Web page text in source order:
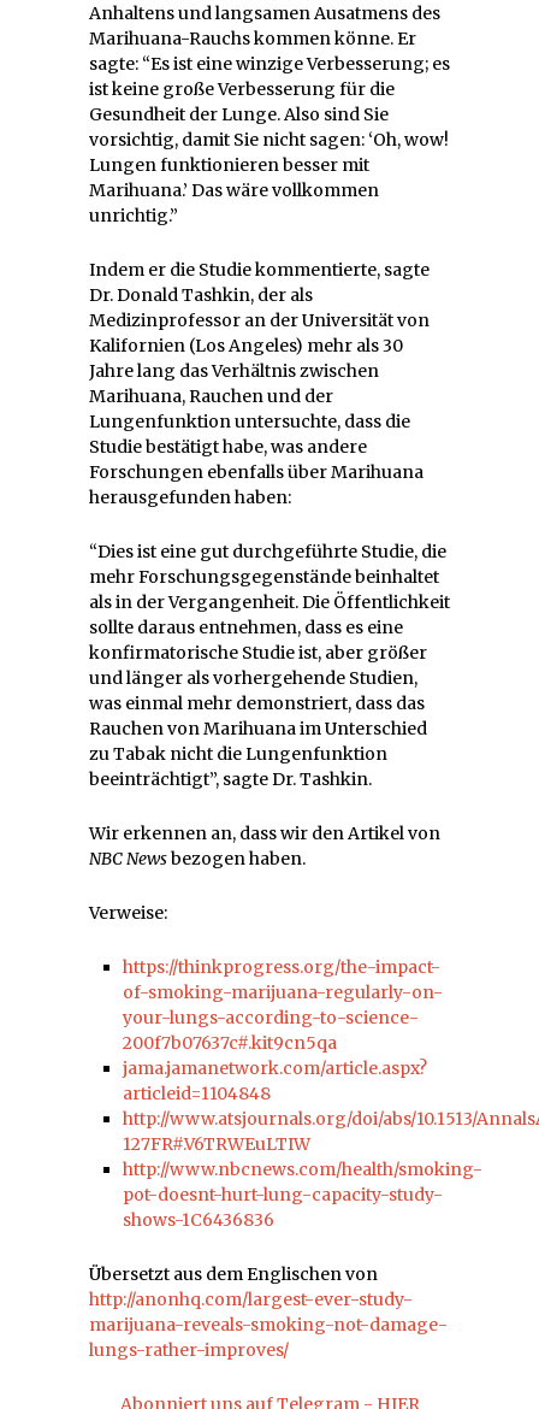
Anhaltens und langsamen Ausatmens des
Marihuana-Rauchs kommen könne. Er
sagte: “Es ist eine winzige Verbesserung; es
ist keine große Verbesserung für die
Gesundheit der Lunge. Also sind Sie
vorsichtig, damit Sie nicht sagen: ‘Oh, wow!
Lungen funktionieren besser mit
Marihuana.’ Das wäre vollkommen
unrichtig.”
Indem er die Studie kommentierte, sagte
Dr. Donald Tashkin, der als
Medizinprofessor an der Universität von
Kalifornien (Los Angeles) mehr als 30
Jahre lang das Verhältnis zwischen
Marihuana, Rauchen und der
Lungenfunktion untersuchte, dass die
Studie bestätigt habe, was andere
Forschungen ebenfalls über Marihuana
herausgefunden haben:
“Dies ist eine gut durchgeführte Studie, die
mehr Forschungsgegenstände beinhaltet
als in der Vergangenheit. Die Öffentlichkeit
sollte daraus entnehmen, dass es eine
konfirmatorische Studie ist, aber größer
und länger als vorhergehende Studien,
was einmal mehr demonstriert, dass das
Rauchen von Marihuana im Unterschied
zu Tabak nicht die Lungenfunktion
beeinträchtigt”, sagte Dr. Tashkin.
Wir erkennen an, dass wir den Artikel von
NBC Newsbezogen haben.
Verweise:
https://thinkprogress.org/the-impact-
of-smoking-marijuana-regularly-on-
your-lungs-according-to-science-
200f7b07637c#.kit9cn5qa
jama.jamanetwork.com/article.aspx?
articleid=1104848
http://www.atsjournals.org/doi/abs/10.1513/
127FR#.V6TRWEuLTIW
http://www.nbcnews.com/health/smoking-
pot-doesnt-hurt-lung-capacity-study-
shows-1C6436836
Übersetzt aus dem Englischen von
http://anonhq.com/largest-ever-study-
marijuana-reveals-smoking-not-damage-
lungs-rather-improves/
Abonniert uns auf Telegram - HIER